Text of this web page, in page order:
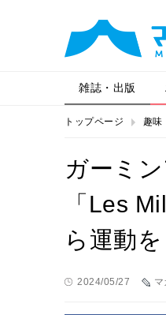
雑誌・出版
トップページ 趣味
ガーミ
「Les
ら運動を
2024/05/27